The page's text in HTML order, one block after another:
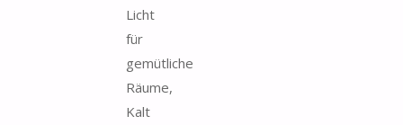
Licht
für
gemütliche
Räume,
Kalt